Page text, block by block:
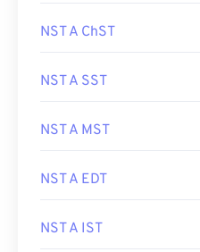
NST A ChST
NST A SST
NST A MST
NST A EDT
NST A IST